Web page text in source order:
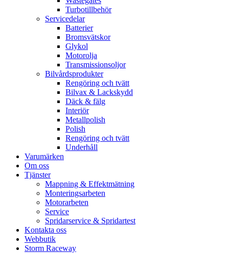
Turbotillbehör
Servicedelar
Batterier
Bromsvätskor
Glykol
Motorolja
Transmissionsoljor
Bilvårdsprodukter
Rengöring och tvätt
Bilvax & Lackskydd
Däck & fälg
Interiör
Metallpolish
Polish
Rengöring och tvätt
Underhåll
Varumärken
Om oss
Tjänster
Mappning & Effektmätning
Monteringsarbeten
Motorarbeten
Service
Spridarservice & Spridartest
Kontakta oss
Webbutik
Storm Raceway